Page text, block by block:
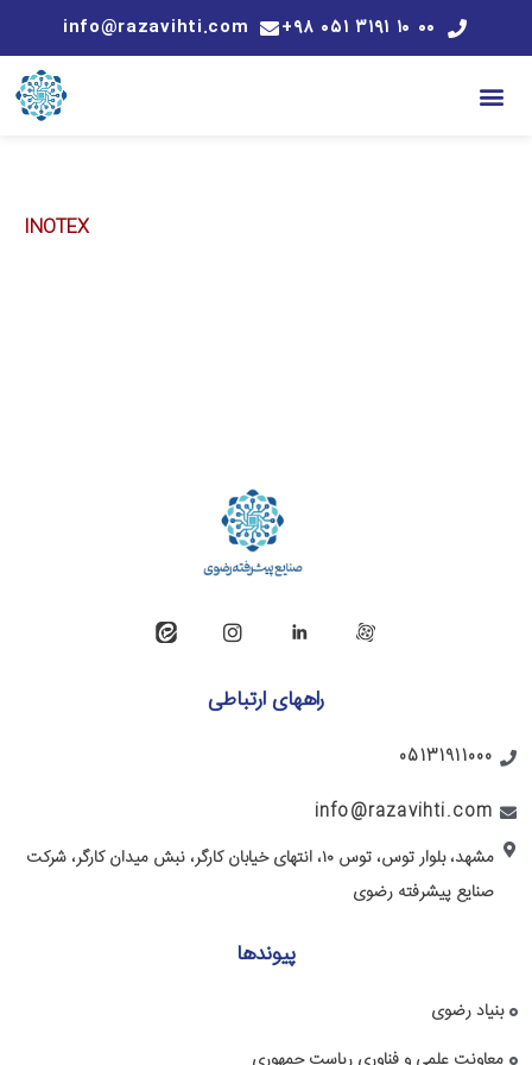
۰۰ ۱۰ ۳۱۹۱ ۰۵۱ ۹۸+ info@razavihti.com
INOTEX
راههای ارتباطی
05131911000
info@razavihti.com
مشهد، بلوار توس، توس ۱۰، انتهای خیابان کارگر، نبش میدان کارگر، شرکت
صنایع پیشرفته رضوی
پیوندها
بنیاد رضوی